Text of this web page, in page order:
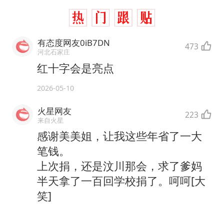
有态度网友0iB7DN
河北石家庄 473
红十字会是亮点
2026-05-10
火星网友
来自火星 223
感谢美美姐，让我这些年省了一大
笔钱。
上次捐，还是汶川那会，求了爹妈
半天拿了一百回学校捐了。呵呵[大
笑]